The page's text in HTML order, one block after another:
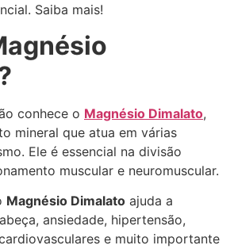
Saiba mais!
conhece o Magnésio Dimalato,
mineral que atua em várias
Ele é essencial na divisão
muscular e neuromuscular.
Magnésio Dimalato ajuda a
ansiedade, hipertensão,
e muito importante